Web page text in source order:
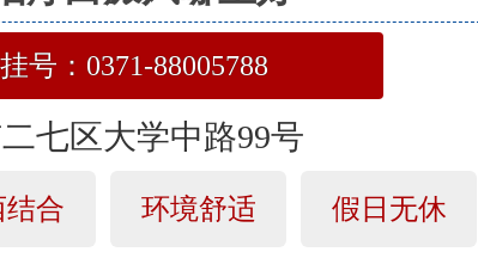
号：0371-88005788
七区大学中路99号
结合 环境舒适 假日无休